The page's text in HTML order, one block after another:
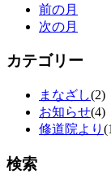
前の月
次の月
カテゴリー
まなざし(2)
お知らせ(4)
修道院より
検索